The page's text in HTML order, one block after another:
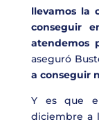
llevamos la
conseguir
atendemos
aseguró
a conseguir
Y es que
diciembre a